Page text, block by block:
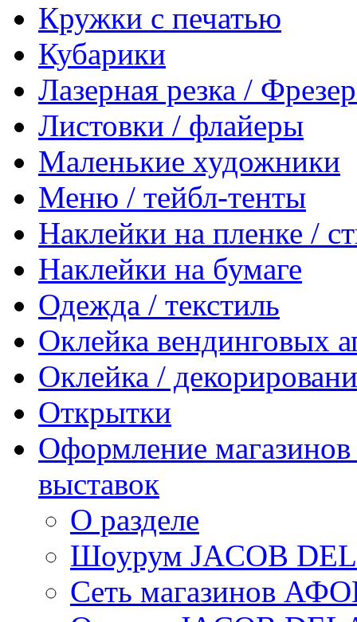
Кружки с печатью
Кубарики
Лазерная резка /
Листовки / флайеры
Маленькие художники
Меню / тейбл-тенты
Наклейки на пленке /
Наклейки на бумаге
Одежда / текстиль
Оклейка вендинговых
Оклейка /
Открытки
Оформление
выставок
О разделе
Шоурум JACOB
Сеть магазинов